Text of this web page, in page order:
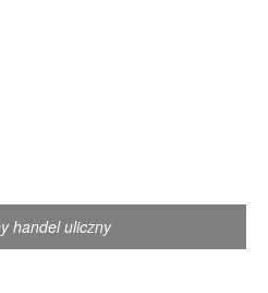
handel uliczny